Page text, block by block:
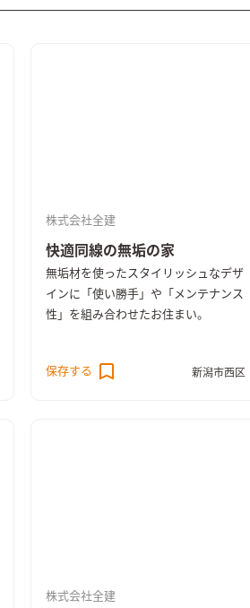
株式会社全建
快適同線の無垢の家
無垢材を使ったスタイリッシュなデザ
インに「使い勝手」や「メンテナンス
性」を組み合わせたお住まい。
保存する 新潟市西区
株式会社全建